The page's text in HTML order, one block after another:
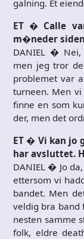
galning. Et
ET � Calle
m�neder
DANIEL �
men jeg tror
problemet var
turneen. Men
finne en som
der, men det
ET � Vi kan jo
har avsluttet.
DANIEL � Jo
ettersom vi
bandet. Men
veldig bra
nesten samme
folk, eldre